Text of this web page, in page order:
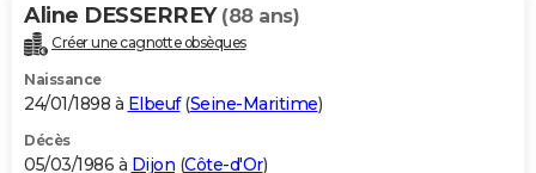
Aline DESSERREY (88 ans)
Créer une cagnotte obsèques
Naissance
24/01/1898 à Elbeuf(Seine-Maritime)
Décès
05/03/1986 à Dijon (Côte-d'Or)